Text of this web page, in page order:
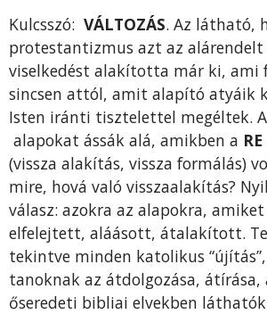
Kulcsszó: VÁLTOZÁS. Az látható,
protestantizmus azt az alárendelt
viselkedést alakította már ki, ami
sincsen attól, amit alapító atyáik
Isten iránti tisztelettel megéltek.
alapokat ássák alá, amikben a
(vissza alakítás, vissza formálás)
mire, hová való visszaalakítás?
válasz: azokra az alapokra,
elfelejtett, aláásott, átalakított.
tekintve minden katolikus
tanoknak az átdolgozása, átírása,
őseredeti bibliai elvekben